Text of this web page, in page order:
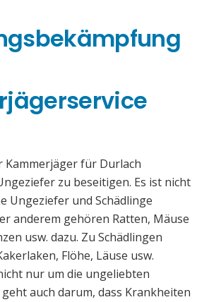
Kammerjäger für Durlach
zu beseitigen. Es ist nicht
Ungeziefer und Schädlinge
anderem gehören Ratten, Mäuse
usw. dazu. Zu Schädlingen
Flöhe, Läuse usw.
nur um die ungeliebten
auch darum, dass Krankheiten